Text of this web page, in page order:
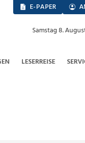
E-PAPER
Samstag 8.
LESERREISE